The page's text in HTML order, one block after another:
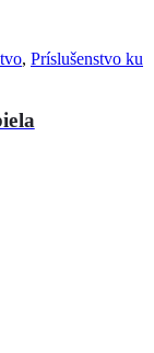
, Príslušenstvo ku